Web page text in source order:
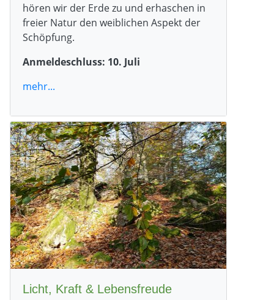
hören wir der Erde zu und erhaschen in
freier Natur den weiblichen Aspekt der
Schöpfung.
Anmeldeschluss: 10. Juli
mehr...
Licht, Kraft & Lebensfreude